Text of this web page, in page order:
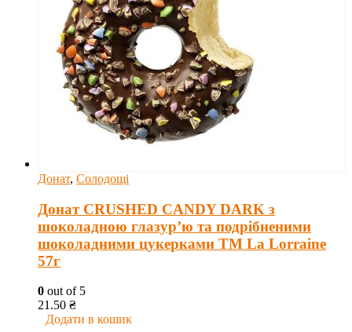
Донат, Солодощі
Донат CRUSHED CANDY DARK з
шоколадною глазур’ю та подрібненими
шоколадними цукерками ТМ La Lorraine
57г
0 out of 5
21.50 ₴
Додати в кошик